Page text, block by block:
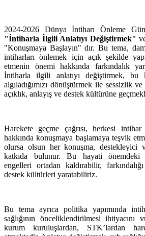
2024-2026 Dünya İntiharı Önleme
"İntiharla İlgili Anlatıyı Değiştirmek"
"Konuşmaya Başlayın" dır. Bu tema,
intiharları önlemek için açık şekilde
etmenin önemi hakkında farkındalık
İntiharla ilgili anlatıyı değiştirmek, bu
algıladığımızı dönüştürmek ile sessizlik
açıklık, anlayış ve destek kültürüne
Harekete geçme çağrısı, herkesi
hakkında konuşmaya başlamaya teşvik
olursa olsun her konuşma, destekleyici
katkıda bulunur. Bu hayati önemdeki
engelleri ortadan kaldırabilir,
destek kültürleri yaratabiliriz.
Bu tema ayrıca politika yapımında
sağlığının önceliklendirilmesi
kurum kuruluşlardan, STK’lardan